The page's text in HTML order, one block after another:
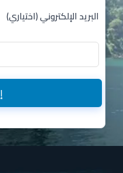
البريد الإلكتروني (اختياري)